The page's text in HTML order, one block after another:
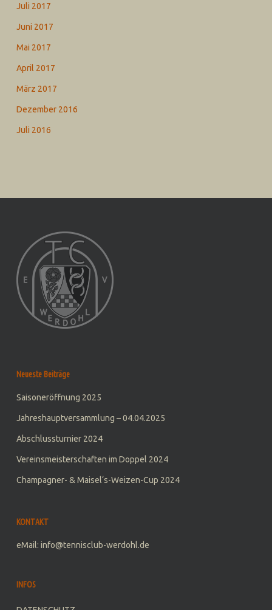
Juli 2017
Juni 2017
Mai 2017
April 2017
März 2017
Dezember 2016
Juli 2016
Neueste Beiträge
Saisoneröffnung 2025
Jahreshauptversammlung – 04.04.2025
Abschlussturnier 2024
Vereinsmeisterschaften im Doppel 2024
Champagner- & Maisel‘s-Weizen-Cup 2024
KONTAKT
eMail: info@tennisclub-werdohl.de
INFOS